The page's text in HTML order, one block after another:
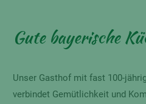
Gute bayerische
Unser Gasthof mit fast 100-
verbindet Gemütlichkeit und